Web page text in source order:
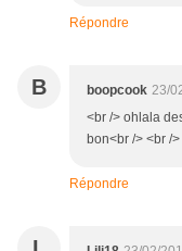
Répondre
B boopcook 23/
<br /> ohlala
bon<br /> <br /
Répondre